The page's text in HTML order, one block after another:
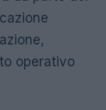
operativo